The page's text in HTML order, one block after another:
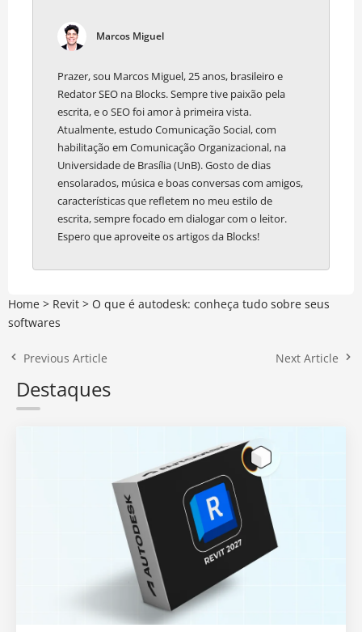
Marcos Miguel
Prazer, sou Marcos Miguel, 25 anos, brasileiro e
Redator SEO na Blocks. Sempre tive paixão pela
escrita, e o SEO foi amor à primeira vista.
Atualmente, estudo Comunicação Social, com
habilitação em Comunicação Organizacional, na
Universidade de Brasília (UnB). Gosto de dias
ensolarados, música e boas conversas com amigos,
características que refletem no meu estilo de
escrita, sempre focado em dialogar com o leitor.
Espero que aproveite os artigos da Blocks!
Home > Revit > O que é autodesk: conheça tudo sobre seus
softwares
Previous Article Next Article
Destaques